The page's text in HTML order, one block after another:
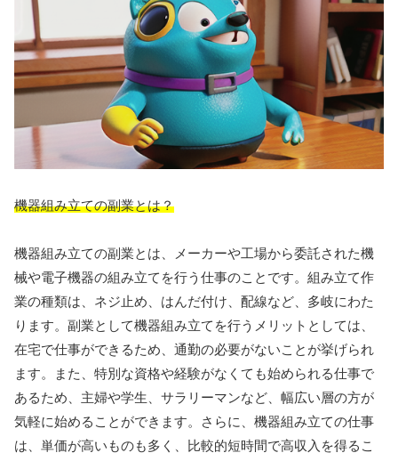
機器組み立ての副業とは？
機器組み立ての副業とは、メーカーや工場から委託された機
械や電子機器の組み立てを行う仕事のことです。組み立て作
業の種類は、ネジ止め、はんだ付け、配線など、多岐にわた
ります。副業として機器組み立てを行うメリットとしては、
在宅で仕事ができるため、通勤の必要がないことが挙げられ
ます。また、特別な資格や経験がなくても始められる仕事で
あるため、主婦や学生、サラリーマンなど、幅広い層の方が
気軽に始めることができます。さらに、機器組み立ての仕事
は、単価が高いものも多く、比較的短時間で高収入を得るこ